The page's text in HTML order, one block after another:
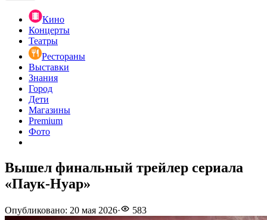
Кино
Концерты
Театры
Рестораны
Выставки
Знания
Город
Дети
Магазины
Premium
Фото
Вышел финальный трейлер сериала
«Паук-Нуар»
Опубликовано: 20 мая 2026· 583